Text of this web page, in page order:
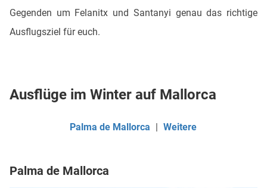
Gegenden um Felanitx und Santanyi genau das richtige
Ausflugsziel für euch.
Ausflüge im Winter auf Mallorca
Palma de Mallorca | Weitere
Palma de Mallorca